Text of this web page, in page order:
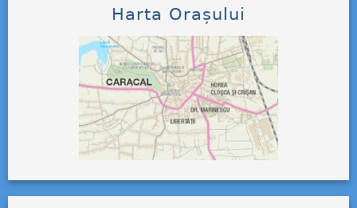
Harta Orașului